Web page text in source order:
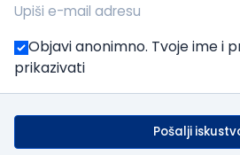
Objavi anonimno. Tvoje ime i
prikazivati
Pošalji